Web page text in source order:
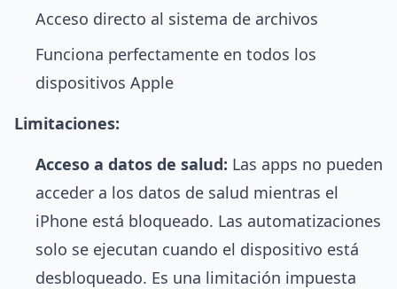
Acceso directo al sistema de archivos
Funciona perfectamente en todos los
dispositivos Apple
Limitaciones:
Acceso a datos de salud: Las apps no pueden
acceder a los datos de salud mientras el
iPhone está bloqueado. Las automatizaciones
solo se ejecutan cuando el dispositivo está
desbloqueado. Es una limitación impuesta